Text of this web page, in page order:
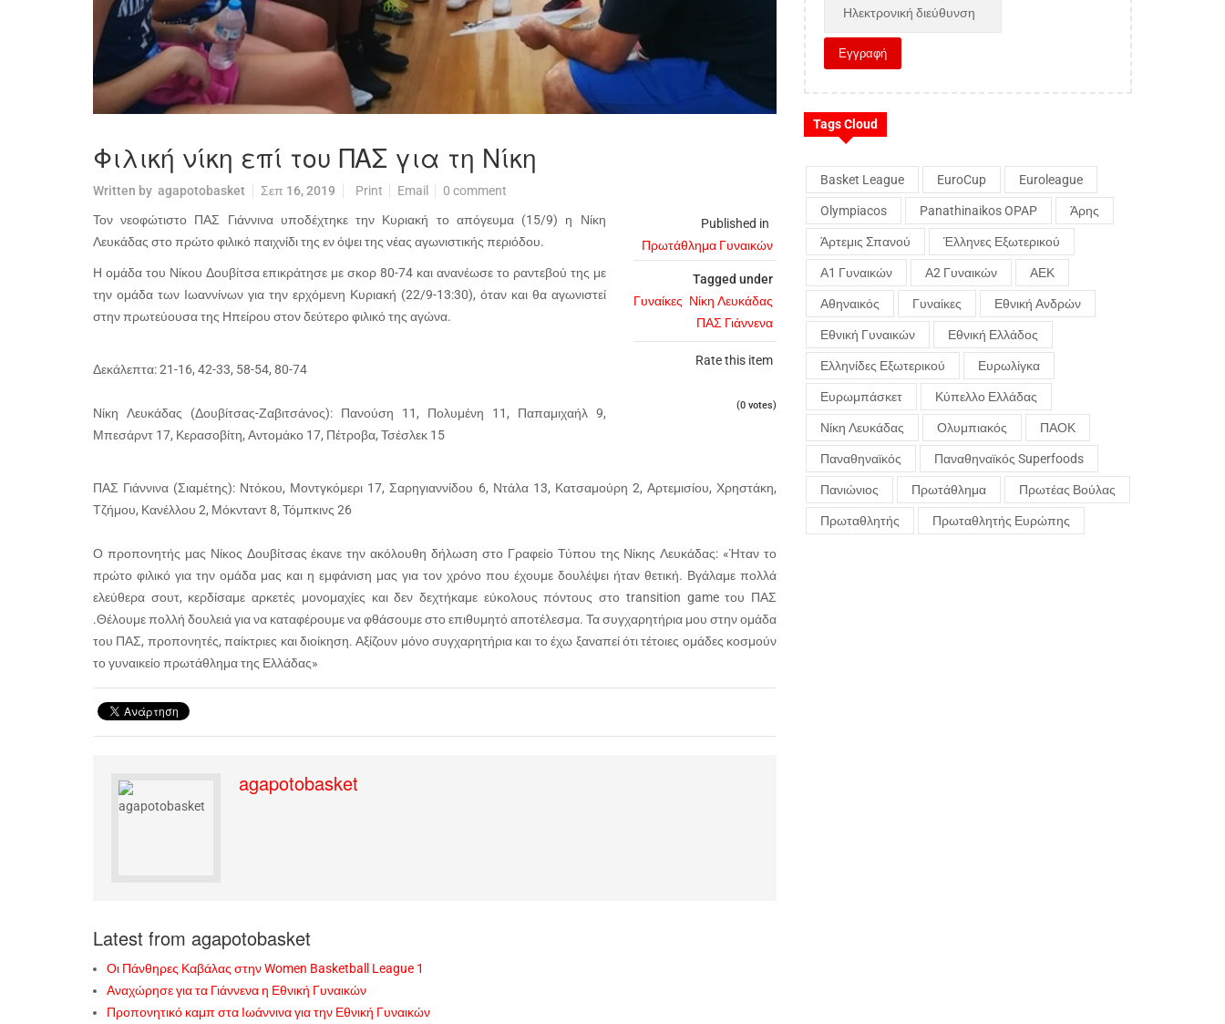
Φιλική νίκη επί του ΠΑΣ για τη Νίκη
Written by agapotobasket Σεπ 16, 2019 Print Email 0 comment
Published in
Πρωτάθλημα Γυναικών
Tagged under
Γυναίκες Νίκη Λευκάδας
ΠΑΣ Γιάννενα
Rate this item
(0 votes)
Τον νεοφώτιστο ΠΑΣ Γιάννινα υποδέχτηκε την Κυριακή το απόγευμα (15/9) η Νίκη
Λευκάδας στο πρώτο φιλικό παιχνίδι της εν όψει της νέας αγωνιστικής περιόδου.
Η ομάδα του Νίκου Δουβίτσα επικράτησε με σκορ 80-74 και ανανέωσε το ραντεβού της με
την ομάδα των Ιωαννίνων για την ερχόμενη Κυριακή (22/9-13:30), όταν και θα αγωνιστεί
στην πρωτεύουσα της Ηπείρου στον δεύτερο φιλικό της αγώνα.
Δεκάλεπτα: 21-16, 42-33, 58-54, 80-74
Νίκη Λευκάδας (Δουβίτσας-Ζαβιτσάνος): Πανούση 11, Πολυμένη 11, Παπαμιχαήλ 9,
Μπεσάρντ 17, Κερασοβίτη, Αντομάκο 17, Πέτροβα, Τσέσλεκ 15
ΠΑΣ Γιάννινα (Σιαμέτης): Ντόκου, Μοντγκόμερι 17, Σαρηγιαννίδου 6, Ντάλα 13, Κατσαμούρη 2, Αρτεμισίου, Χρηστάκη,
Τζήμου, Κανέλλου 2, Μόκνταντ 8, Τόμπκινς 26
Ο προπονητής μας Νίκος Δουβίτσας έκανε την ακόλουθη δήλωση στο Γραφείο Τύπου της Νίκης Λευκάδας: «Ήταν το
πρώτο φιλικό για την ομάδα μας και η εμφάνιση μας για τον χρόνο που έχουμε δουλέψει ήταν θετική. Βγάλαμε πολλά
ελεύθερα σουτ, κερδίσαμε αρκετές μονομαχίες και δεν δεχτήκαμε εύκολους πόντους στο transition game του ΠΑΣ
.Θέλουμε πολλή δουλειά για να καταφέρουμε να φθάσουμε στο επιθυμητό αποτέλεσμα. Τα συγχαρητήρια μου στην ομάδα
του ΠΑΣ, προπονητές, παίκτριες και διοίκηση. Αξίζουν μόνο συγχαρητήρια και το έχω ξαναπεί ότι τέτοιες ομάδες κοσμούν
το γυναικείο πρωτάθλημα της Ελλάδας»
agapotobasket
Latest from agapotobasket
Οι Πάνθηρες Καβάλας στην Women Basketball League 1
Αναχώρησε για τα Γιάννενα η Εθνική Γυναικών
Προπονητικό καμπ στα Ιωάννινα για την Εθνική Γυναικών
Tags Cloud
Basket League EuroCup Euroleague
Olympiacos Panathinaikos OPAP Άρης
Άρτεμις Σπανού Έλληνες Εξωτερικού
Α1 Γυναικών Α2 Γυναικών ΑΕΚ
Αθηναικός Γυναίκες Εθνική Ανδρών
Εθνική Γυναικών Εθνική Ελλάδος
Ελληνίδες Εξωτερικού Ευρωλίγκα
Ευρωμπάσκετ Κύπελλο Ελλάδας
Νίκη Λευκάδας Ολυμπιακός ΠΑΟΚ
Παναθηναϊκός Παναθηναϊκός Superfoods
Πανιώνιος Πρωτάθλημα Πρωτέας Βούλας
Πρωταθλητής Πρωταθλητής Ευρώπης